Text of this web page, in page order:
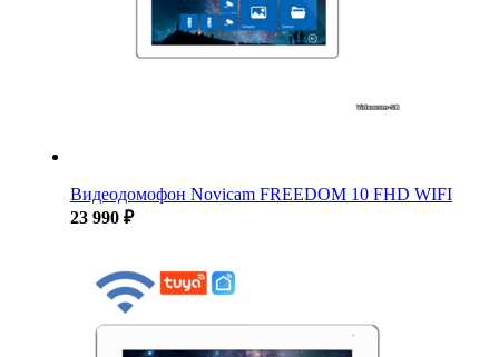
Видеодомофон Novicam FREEDOM 10 FHD WIFI
23 990 ₽